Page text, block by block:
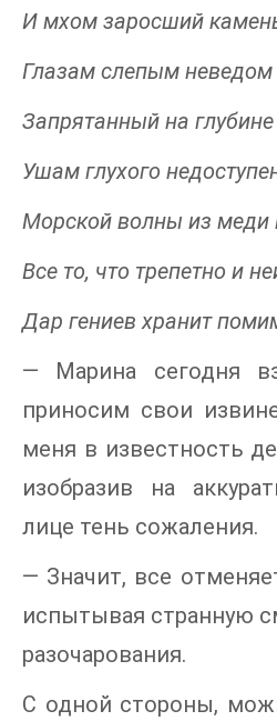
И мхом заросший
Глазам слепым неведом
Запрятанный на
Ушам глухого
Морской волны из меди
Все то, что трепетно и
Дар гениев хранит
— Марина сегодня
приносим свои
меня в известность
изобразив на
лице тень сожаления.
— Значит, все
испытывая странную
разочарования.
С одной стороны,